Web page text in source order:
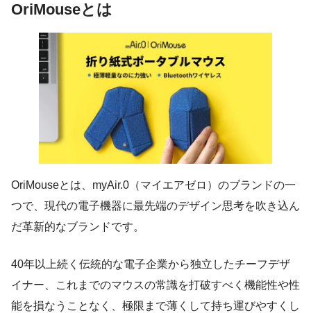
OriMouseとは
OriMouseとは、myAir.0（マイエアゼロ）のブランドの一
つで、現代の電子機器に最先端のデザイン思考を吹き込ん
だ革新的なブランドです。
40年以上続く伝統的な電子企業から独立したチーフデザ
イナー、これまでのマウスの常識を打破すべく機能性や性
能を損なうことなく、極限まで薄くして持ち運びやすくし